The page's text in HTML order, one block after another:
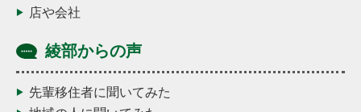
店や会社
綾部からの声
先輩移住者に聞いてみた